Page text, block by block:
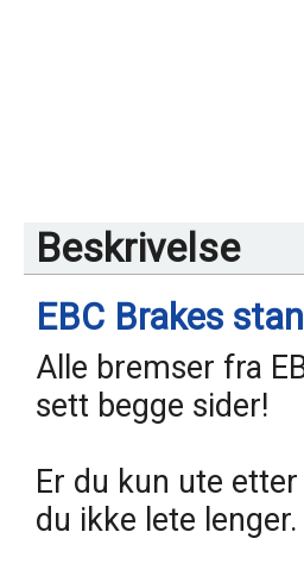
Beskrivelse
EBC Brakes
Alle bremser fra
sett begge sider!
Er du kun ute
du ikke lete lenger.